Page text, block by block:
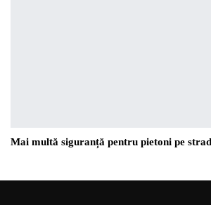
Mai multă siguranță pentru pietoni pe